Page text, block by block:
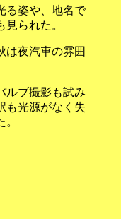
る姿や、地名で
られた。
は夜汽車の雰囲
ルブ撮影も試み
も光源がなく失